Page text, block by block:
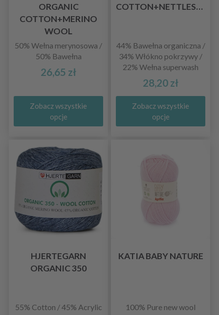
ORGANIC
COTTON+MERINO
WOOL
50% Wełna merynosowa /
50% Bawełna
26,65 zł
Zobacz wszystkie
opcje
COTTON+NETTLES+WOOL
44% Bawełna organiczna /
34% Włókno pokrzywy /
22% Wełna superwash
28,20 zł
Zobacz wszystkie
opcje
HJERTEGARN
ORGANIC 350
55% Cotton / 45% Acrylic
KATIA BABY NATURE
100% Pure new wool